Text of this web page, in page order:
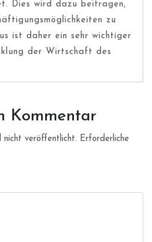
Dies wird dazu beitragen,
zu
ist daher ein sehr wichtiger
der Wirtschaft des
Kommentar
nicht veröffentlicht. Erforderliche